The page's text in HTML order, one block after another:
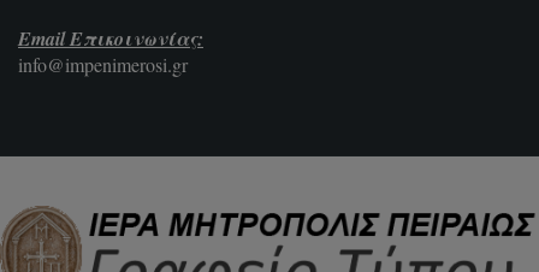
Email Επικοινωνίας:
info@impenimerosi.gr